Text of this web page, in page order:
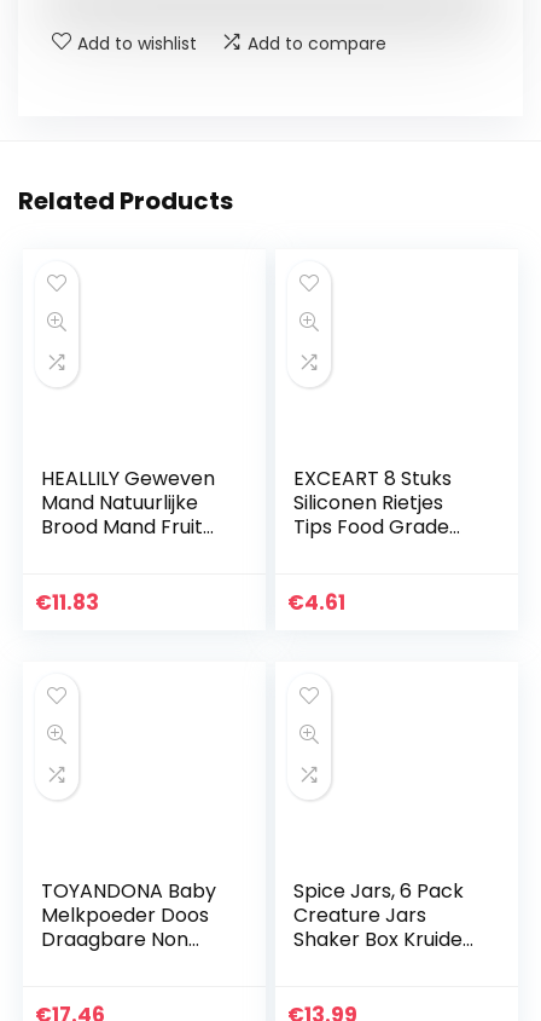
Add to wishlist Add to compare
Related Products
HEALLILY Geweven
Mand Natuurlijke
Brood Mand Fruit
Voedsel Lade Voor
€11.83
EXCEART 8 Stuks
Siliconen Rietjes
Tips Food Grade
Brandwonden
€4.61
TOYANDONA Baby
Melkpoeder Doos
Draagbare Non
Opbergdoos Met
Spice Jars, 6 Pack
Creature Jars
Shaker Box Kruiden
Jars Zout Peper